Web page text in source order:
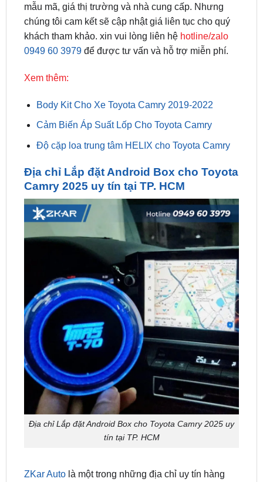
khách tham khảo. xin vui lòng liên hệhotline/zalo
0949 60 3979để được tư vấn và hỗ trợ miễn phí.
Xem thêm:
Body Kit Cho Xe Toyota Camry 2019-2022
Địa chỉ Lắp đặt Android Box cho Toyota
Địa chỉ Lắp đặt Android Box cho Toyota Camry 2025 uy
tín tại TP. HCM
là một trong những địa chỉ uy tín hàng
tiếng. Cam kết mang đến cho khách hàng 100%